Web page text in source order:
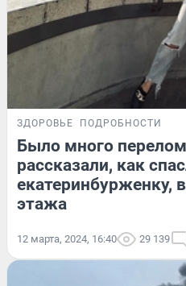
ЗДОРОВЬЕ ПОДРОБНОСТИ
Было много
рассказали, как
екатеринбурженку,
этажа
12 марта, 2024, 16:40 29 139